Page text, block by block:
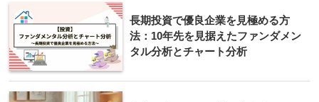
長期投資で優良企業を見極める方
法：10年先を見据えたファンダメン
タル分析とチャート分析